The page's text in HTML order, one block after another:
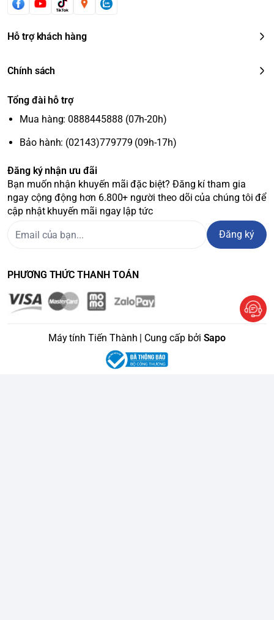
Hỗ trợ khách hàng
Chính sách
Tổng đài hỗ trợ
Mua hàng: 0888445888 (07h-20h)
Bảo hành: (02143)779779 (09h-17h)
Đăng ký nhận ưu đãi
Bạn muốn nhận khuyến mãi đặc biệt? Đăng kí tham gia
ngay cộng động hơn 6.800+ người theo dõi của chúng tôi để
cập nhật khuyến mãi ngay lập tức
Đăng ký
PHƯƠNG THỨC THANH TOÁN
Máy tính Tiến Thành | Cung cấp bởi Sapo